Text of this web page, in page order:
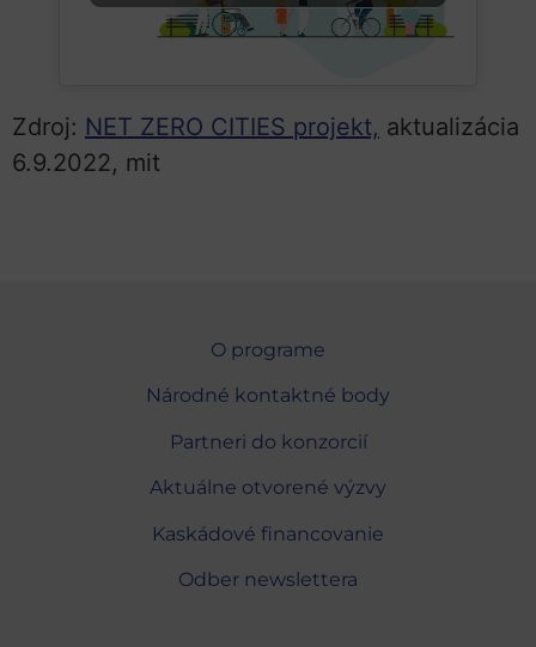
Zdroj: NET ZERO CITIES projekt, aktualizácia
6.9.2022, mit
O programe
Národné kontaktné body
Partneri do konzorcií
Aktuálne otvorené výzvy
Kaskádové financovanie
Odber newslettera